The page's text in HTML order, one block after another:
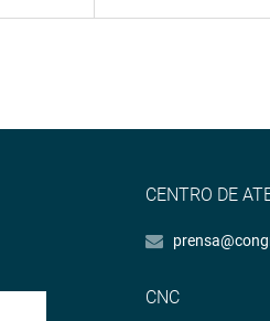
CENTRO DE
CNC